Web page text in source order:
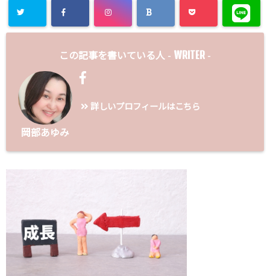
この記事を書いている人 - WRITER -
岡部あゆみ
詳しいプロフィールはこちら